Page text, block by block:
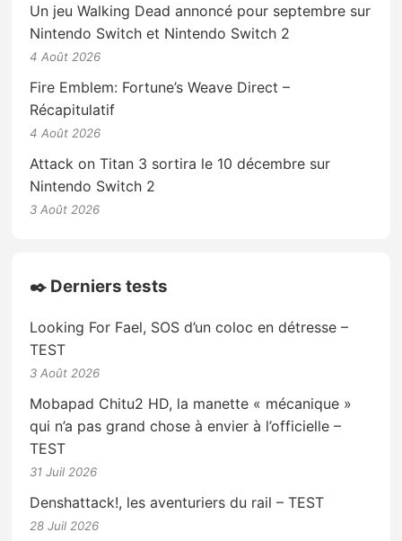
Un jeu Walking Dead annoncé pour septembre sur
Nintendo Switch et Nintendo Switch 2
4 Août 2026
Fire Emblem: Fortune’s Weave Direct –
Récapitulatif
4 Août 2026
Attack on Titan 3 sortira le 10 décembre sur
Nintendo Switch 2
3 Août 2026
✒️ Derniers tests
Looking For Fael, SOS d’un coloc en détresse –
TEST
3 Août 2026
Mobapad Chitu2 HD, la manette « mécanique »
qui n’a pas grand chose à envier à l’officielle –
TEST
31 Juil 2026
Denshattack!, les aventuriers du rail – TEST
28 Juil 2026